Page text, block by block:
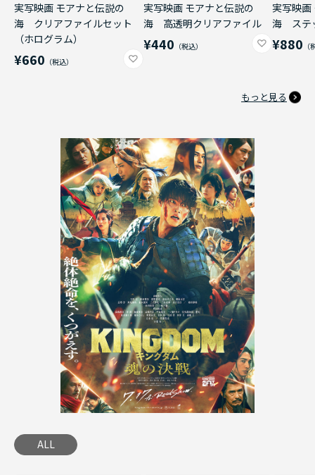
実写映画 モアナと伝説の
海 クリアファイルセット
（ホログラム）
¥660
実写映画 モアナと伝説の
海 高透明クリアファイル
¥440
実写映画
海 ステ
¥880
もっと見る
ALL